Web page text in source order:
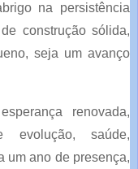
na persistência
construção sólida,
seja um avanço
renovada,
saúde,
um ano de presença,